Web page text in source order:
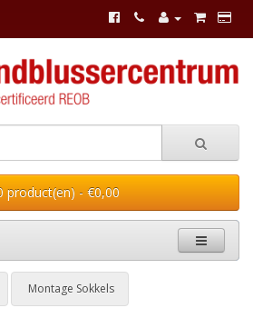
product(en) - €0,00
Montage Sokkels